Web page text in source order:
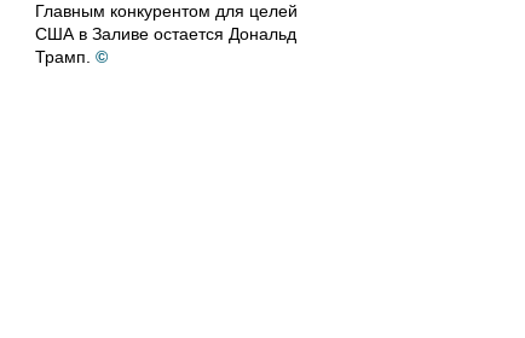
Главным конкурентом для целей
США в Заливе остается Дональд
Трамп. ©